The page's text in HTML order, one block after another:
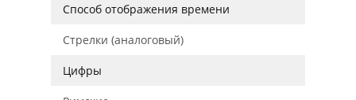
Способ отображения времени
Стрелки (аналоговый)
Цифры